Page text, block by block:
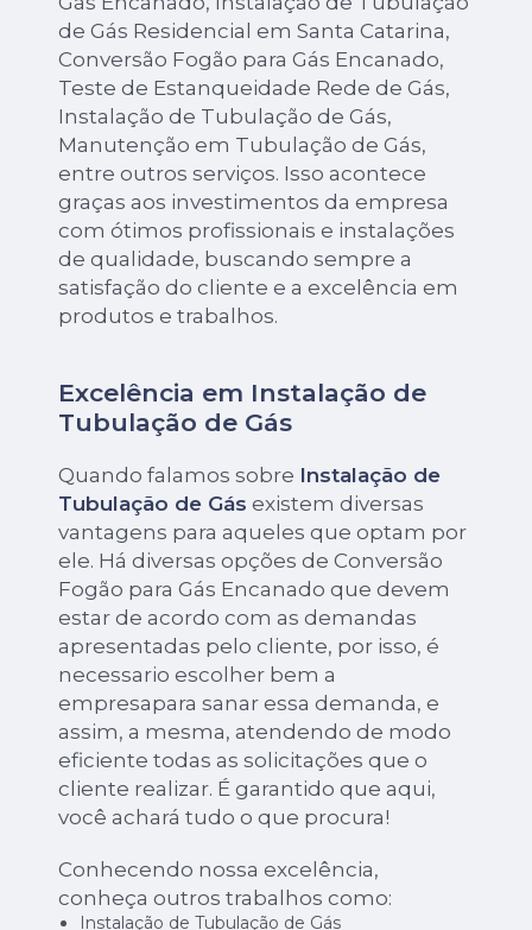
de Gás Residencial em Santa Catarina,
Conversão Fogão para Gás Encanado,
Teste de Estanqueidade Rede de Gás,
Instalação de Tubulação de Gás,
Manutenção em Tubulação de Gás,
entre outros serviços. Isso acontece
graças aos investimentos da empresa
com ótimos profissionais e instalações
de qualidade, buscando sempre a
satisfação do cliente e a excelência em
produtos e trabalhos.
Excelência em Instalação de
Tubulação de Gás
Quando falamos sobre Instalação de
Tubulação de Gás existem diversas
vantagens para aqueles que optam por
ele. Há diversas opções de Conversão
Fogão para Gás Encanado que devem
estar de acordo com as demandas
apresentadas pelo cliente, por isso, é
necessario escolher bem a
empresapara sanar essa demanda, e
assim, a mesma, atendendo de modo
eficiente todas as solicitações que o
cliente realizar. É garantido que aqui,
você achará tudo o que procura!
Conhecendo nossa excelência,
conheça outros trabalhos como:
Instalação de Tubulação de Gás